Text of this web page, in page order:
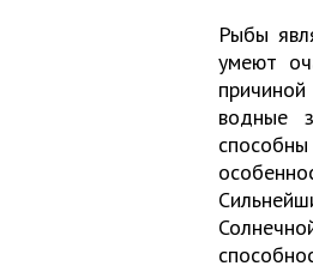
Рыбы
умеют
водные